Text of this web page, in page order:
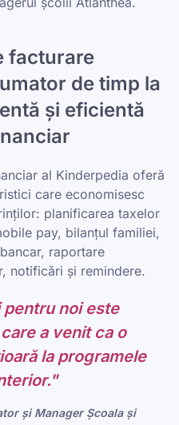
facturare
de timp la
și eficientă
al Kinderpedia oferă
care economisesc
planificarea taxelor
pay, bilanțul familiei,
raportare
notificări și remindere.
pentru noi este
a venit ca o
la programele
și Manager Școala și